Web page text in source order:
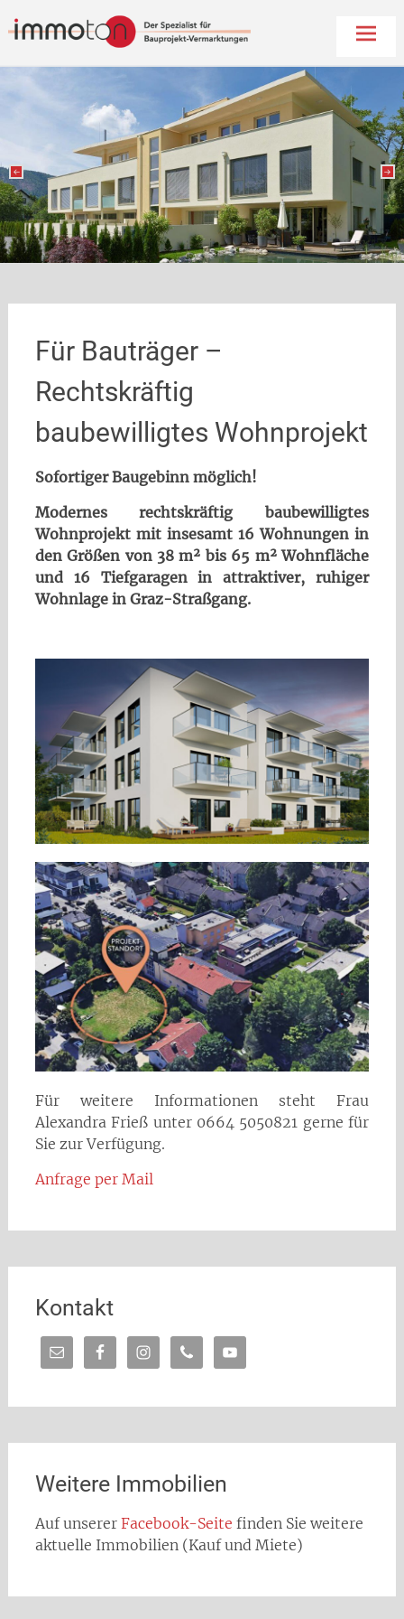
Skip
Für Bauträger –
Rechtskräftig
baubewilligtes Wohnprojekt
Sofortiger Baugebinn möglich!
Modernes rechtskräftig baubewilligtes
Wohnprojekt mit insesamt 16 Wohnungen in
den Größen von 38 m² bis 65 m² Wohnfläche
und 16 Tiefgaragen in attraktiver, ruhiger
Wohnlage in Graz-Straßgang.
Für weitere Informationen steht Frau
Alexandra Frieß unter 0664 5050821 gerne für
Sie zur Verfügung.
Anfrage per Mail
Kontakt
Weitere Immobilien
Auf unserer Facebook-Seite finden Sie weitere
aktuelle Immobilien (Kauf und Miete)